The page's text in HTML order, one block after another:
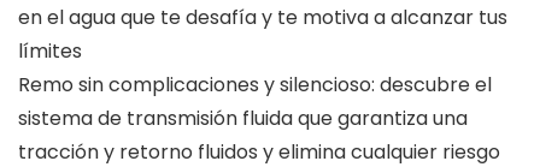
en el agua que te desafía y te motiva a alcanzar tus
límites
Remo sin complicaciones y silencioso: descubre el
sistema de transmisión fluida que garantiza una
tracción y retorno fluidos y elimina cualquier riesgo